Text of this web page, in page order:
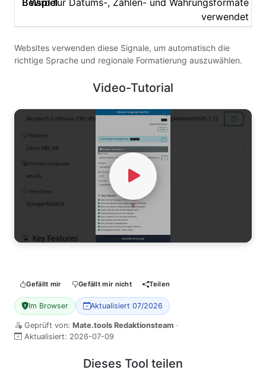
Wird für Datums-, Zahlen- und Währungsformate
verwendet
Websites verwenden diese Signale, um automatisch die
richtige Sprache und regionale Formatierung auszuwählen.
Video-Tutorial
Watch Video
Gefällt mir Gefällt mir nicht Teilen
Im Browser Aktualisiert 07/2026
Geprüft von: Mate.tools Redaktionsteam ·
Aktualisiert: 2026-07-09
Dieses Tool teilen